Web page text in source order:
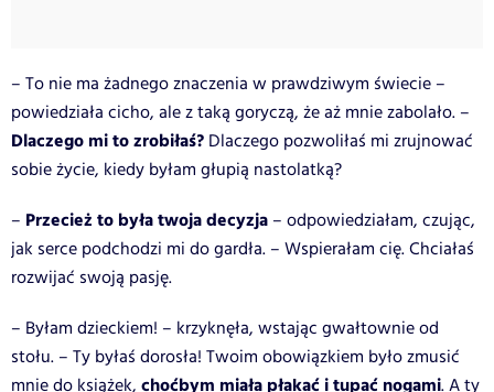
– To nie ma żadnego znaczenia w prawdziwym świecie –
powiedziała cicho, ale z taką goryczą, że aż mnie zabolało. –
Dlaczego mi to zrobiłaś? Dlaczego pozwoliłaś mi zrujnować
sobie życie, kiedy byłam głupią nastolatką?
– Przecież to była twoja decyzja – odpowiedziałam, czując,
jak serce podchodzi mi do gardła. – Wspierałam cię. Chciałaś
rozwijać swoją pasję.
– Byłam dzieckiem! – krzyknęła, wstając gwałtownie od
stołu. – Ty byłaś dorosła! Twoim obowiązkiem było zmusić
mnie do książek, choćbym miała płakać i tupać nogami. A ty